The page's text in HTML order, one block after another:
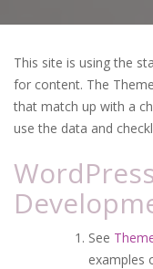
This site is using the
for content. The
that match up with a
use the data and
See
examples